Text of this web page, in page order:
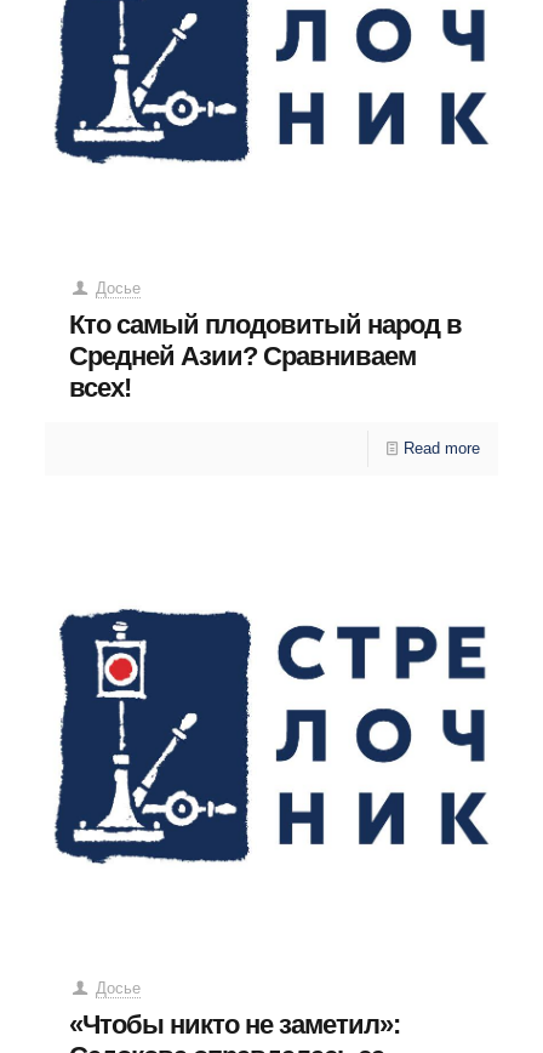
Досье
Кто самый плодовитый народ в
Средней Азии? Сравниваем
всех!
Read more
Досье
«Чтобы никто не заметил»: